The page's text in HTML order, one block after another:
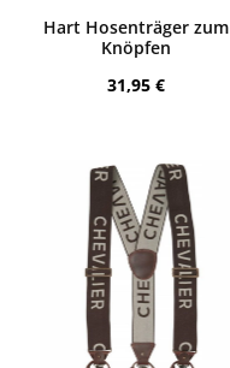
Hart Hosenträger zum
Knöpfen
Regulärer Preis:
31,95 €